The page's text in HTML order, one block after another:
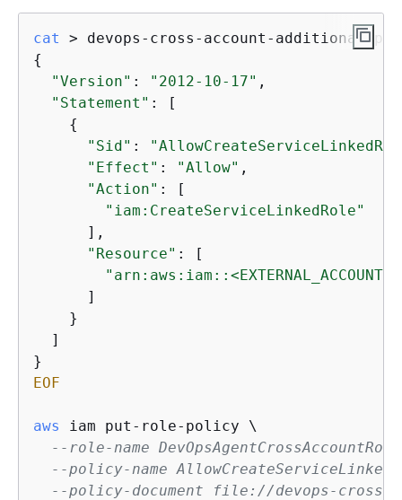
cat
> devops-cross-account-additional-
{
"Version" : "2012-10-17" ,
"Statement" : [
{
"Sid" :
"Effect" : "Allow" ,
"Action" : [
"iam:CreateServiceLinkedRole"
      ],
"Resource" : [
      ]
    }
  ]
EOF
aws
iam put-role-policy \
--role-name
--policy-name
--policy-document file://devops-